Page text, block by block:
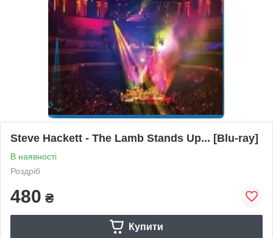
Steve Hackett - The Lamb Stands Up... [Blu-ray]
В наявності
Роздріб
480 ₴
Купити